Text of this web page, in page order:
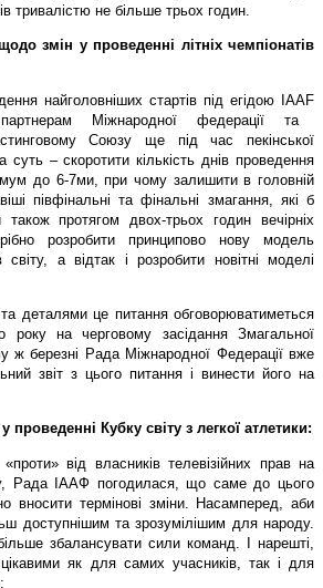
тривалістю не більше трьох годин.
змін у проведенні літніх чемпіонатів
ення найголовніших стартів під егідою IAAF
Міжнародної федерації та
Союзу ще під час пекінської
суть – скоротити кількість днів проведення
до 6-7ми, при чому залишити в головній
півфінальні та фінальні змагання, які б
також протягом двох-трьох годин вечірніх
розробити принципово нову модель
світу, а відтак і розробити новітні моделі
деталями це питання обговорюватиметься
року на черговому засідання Змагальної
ж березні Рада Міжнародної Федерації вже
звіт з цього питання і винести його на
проведенні Кубку світу з легкої атлетики:
від власників телевізійних прав на
Рада ІААФ погодилася, що саме до цього
вносити термінові зміни. Насамперед, аби
доступнішим та зрозумілішим для народу.
збалансувати сили команд. І нарешті,
як для самих учасників, так і для